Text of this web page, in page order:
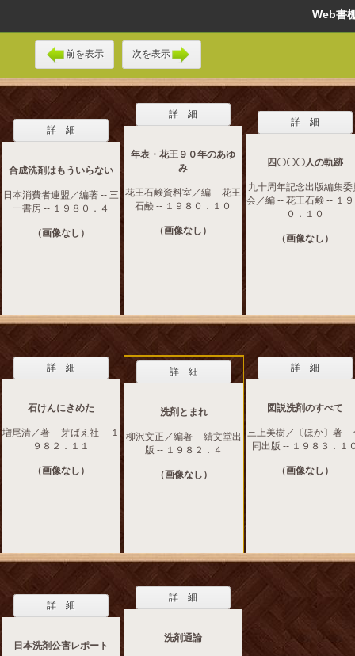
Web
前を表示 次を表示
詳 細
合成洗剤はもういらない
日本消費者連盟／編著 -- 三
一書房 -- １９８０．４
（画像なし）
詳 細
年表・花王９０年のあゆ
み
花王石鹸資料室／編 -- 花王
石鹸 -- １９８０．１０
（画像なし）
詳 細
四〇〇〇人の軌跡
九十周年記念出版編集委
会／編 -- 花王石鹸 -- １
０．１０
（画像なし）
詳 細
石けんにきめた
増尾清／著 -- 芽ばえ社 -- １
９８２．１１
（画像なし）
詳 細
洗剤とまれ
柳沢文正／編著 -- 績文堂出
版 -- １９８２．４
（画像なし）
詳 細
図説洗剤のすべて
三上美樹／〔ほか〕著 --
同出版 -- １９８３．１
（画像なし）
詳 細
日本洗剤公害レポート
詳 細
洗剤通論